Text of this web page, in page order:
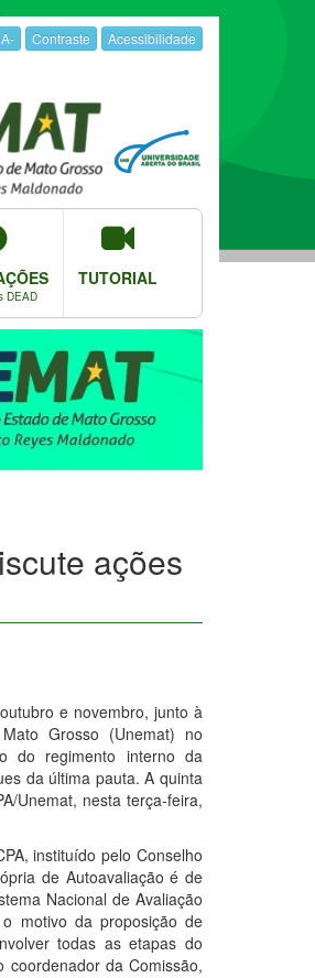
A- Contraste Acessibilidade
DEAD
TUTORIAL
ações
e novembro, junto à
Grosso (Unemat) no
do regimento interno da
da última pauta. A quinta
Unemat, nesta terça-feira,
instituído pelo Conselho
de Autoavaliação é de
Nacional de Avaliação
motivo da proposição de
todas as etapas do
coordenador da Comissão,